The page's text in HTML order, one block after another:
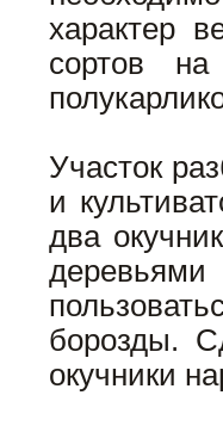
характер
сортов
Участок
и
два
борозды.
окучники